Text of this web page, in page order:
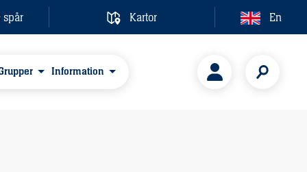
spår Kartor En
Information